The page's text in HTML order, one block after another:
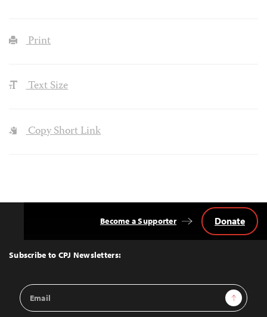
Print
Text Size
Copy Short Link
Top
Subscribe to CPJ Newsletters:
Email
Address
Sign Up
Become a Supporter Donate